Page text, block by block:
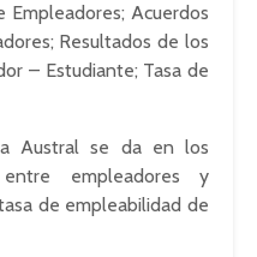
Empleadores; Acuerdos
Resultados de los
– Estudiante; Tasa de
Austral se da en los
empleadores y
de empleabilidad de